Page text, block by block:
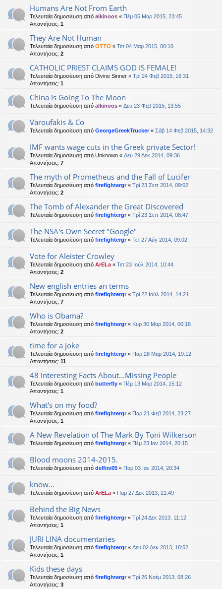
Humans Are Not From Earth
Τελευταία δημοσίευση από alkinoos « Πέμ 05 Μαρ 2015, 23:45
Απαντήσεις: 1
They Are Not Human
Τελευταία δημοσίευση από OTTO « Τετ 04 Μαρ 2015, 00:10
Απαντήσεις: 2
CATHOLIC PRIEST CLAIMS GOD IS FEMALE!
Τελευταία δημοσίευση από Divine Sinner « Τρί 24 Φεβ 2015, 16:31
Απαντήσεις: 1
China Is Going To The Moon
Τελευταία δημοσίευση από alkinoos « Δευ 23 Φεβ 2015, 13:55
Varoufakis & Co
Τελευταία δημοσίευση από GeorgeGreekTrucker« Σάβ 14 Φεβ 2015, 14:32
IMF wants wage cuts in the Greek private Sector!
Τελευταία δημοσίευση από Unknown « Δευ 29 Δεκ 2014, 09:36
Απαντήσεις: 7
The myth of Prometheus and the Fall of Lucifer
Τελευταία δημοσίευση από firefightergr« Τρί 23 Σεπ 2014, 09:02
Απαντήσεις: 2
The Tomb of Alexander the Great Discovered
Τελευταία δημοσίευση από firefightergr« Τρί 23 Σεπ 2014, 08:47
The NSA's Own Secret "Google"
Τελευταία δημοσίευση από firefightergr« Τετ 27 Αύγ 2014, 09:02
Vote for Aleister Crowley
Τελευταία δημοσίευση από ArELa « Τετ 23 Ιούλ 2014, 10:44
Απαντήσεις: 2
New english entries an terms
Τελευταία δημοσίευση από firefightergr« Τρί 22 Ιούλ 2014, 14:21
Απαντήσεις: 7
Who is Obama?
Τελευταία δημοσίευση από firefightergr« Κυρ 30 Μαρ 2014, 00:18
Απαντήσεις: 2
time for a joke
Τελευταία δημοσίευση από firefightergr« Παρ 28 Μαρ 2014, 19:12
Απαντήσεις: 11
48 Interesting Facts About...Missing People
Τελευταία δημοσίευση από butterfly « Πέμ 13 Μαρ 2014, 15:12
Απαντήσεις: 1
What's on my food?
Τελευταία δημοσίευση από firefightergr« Παρ 21 Φεβ 2014, 23:27
Απαντήσεις: 1
A New Revelation of The Mark By Toni Wilkerson
Τελευταία δημοσίευση από firefightergr« Πέμ 23 Ιαν 2014, 20:15
Blood moons 2014-2015.
Τελευταία δημοσίευση από delfini05 « Παρ 03 Ιαν 2014, 20:34
know...
Τελευταία δημοσίευση από ArELa « Παρ 27 Δεκ 2013, 21:49
Behind the Big News
Τελευταία δημοσίευση από firefightergr« Τρί 24 Δεκ 2013, 11:12
Απαντήσεις: 1
JURI LINA documentaries
Τελευταία δημοσίευση από firefightergr« Δευ 02 Δεκ 2013, 18:52
Απαντήσεις: 1
Kids these days
Τελευταία δημοσίευση από firefightergr« Τρί 26 Νοέμ 2013, 08:26
Απαντήσεις: 3